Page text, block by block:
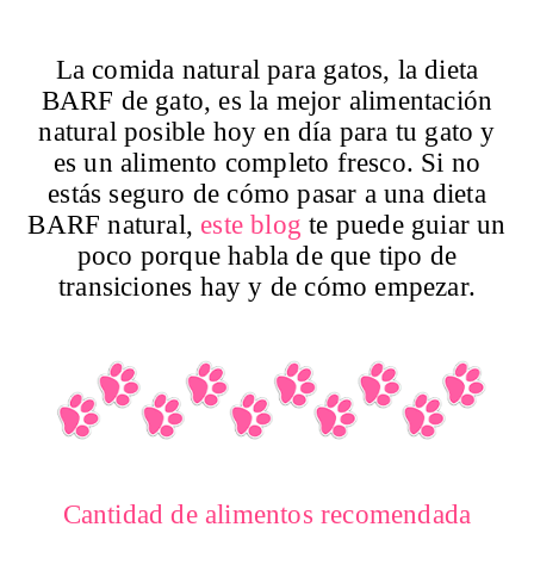
La comida natural para gatos, la dieta
BARF de gato, es la mejor alimentación
natural posible hoy en día para tu gato y
es un alimento completo fresco. Si no
estás seguro de cómo pasar a una dieta
BARF natural, este blog te puede guiar un
poco porque habla de que tipo de
transiciones hay y de cómo empezar.
Cantidad de alimentos recomendada